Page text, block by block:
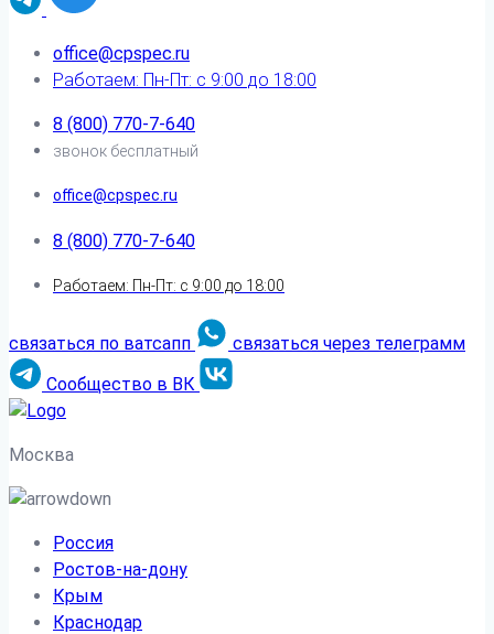
office@cpspec.ru
Работаем: Пн-Пт: с 9:00 до 18:00
8 (800) 770-7-640
звонок бесплатный
office@cpspec.ru
8 (800) 770-7-640
Работаем: Пн-Пт: с 9:00 до 18:00
связаться по ватсапп
связаться через телеграмм
Сообщество в ВК
Москва
Россия
Ростов-на-дону
Крым
Краснодар